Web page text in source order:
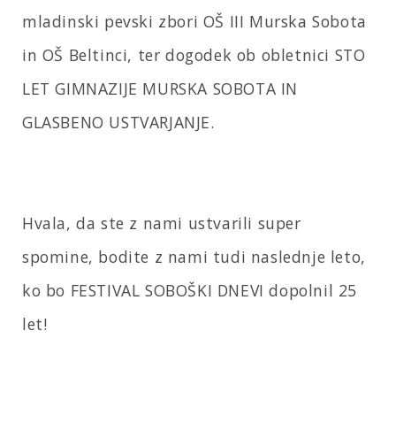
mladinski pevski zbori OŠ III Murska Sobota
in OŠ Beltinci, ter dogodek ob obletnici STO
LET GIMNAZIJE MURSKA SOBOTA IN
GLASBENO USTVARJANJE.
Hvala, da ste z nami ustvarili super
spomine, bodite z nami tudi naslednje leto,
ko bo FESTIVAL SOBOŠKI DNEVI dopolnil 25
let!